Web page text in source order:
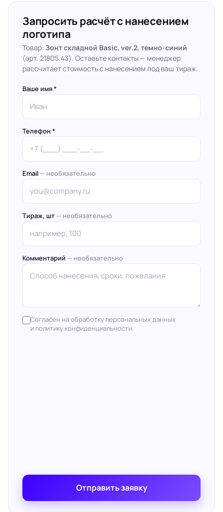
Запросить расчёт с нанесением
логотипа
Товар: Зонт складной Basic, ver.2, темно-синий
(арт. 21805.43). Оставьте контакты — менеджер
рассчитает стоимость с нанесением под ваш тираж.
Ваше имя *
Телефон *
Email — необязательно
Тираж, шт — необязательно
Комментарий — необязательно
Согласен на обработку персональных данных
и политику конфиденциальности.
Отправить заявку